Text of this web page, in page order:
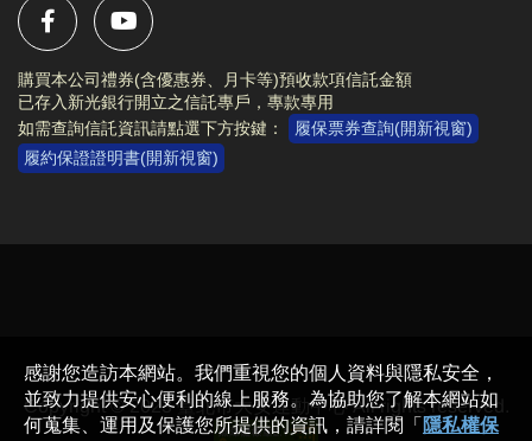
購買本公司禮券(含優惠券、月卡等)預收款項信託金額
已存入新光銀行開立之信託專戶，專款專用
如需查詢信託資訊請點選下方按鍵：
履保票券查詢(開新視窗)
履約保證證明書(開新視窗)
Copyright © 2023 臺北市大安運動中心 All rights reserved.